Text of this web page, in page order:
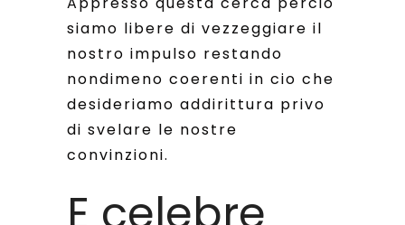
siamo libere di vezzeggiare il
nostro impulso restando
nondimeno coerenti in cio che
desideriamo addirittura privo
di svelare le nostre
convinzioni.